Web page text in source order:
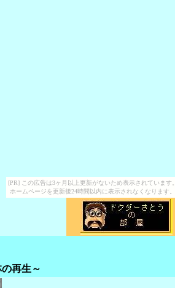
[PR] この広告は3ヶ月以上更新がないため表示されています。
ホームページを更新後24時間以内に表示されなくなります。
再生～